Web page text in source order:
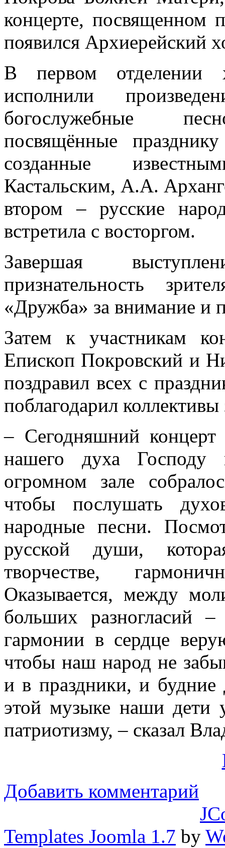
концерте, посвященном
появился Архиерейский
В первом отделении
исполнили
богослужебные
посвящённые
созданные
Кастальским, А.А.
втором – русские
встретила с восторгом.
Завершая
признательность
«Дружба» за внимание и
Затем к участникам
Епископ Покровский и
поздравил всех с
поблагодарил
– Сегодняшний
нашего духа
огромном зале
чтобы послушать
народные песни.
русской души,
творчестве,
Оказывается, между
больших разногласий
гармонии в сердце
чтобы наш народ не
и в праздники, и
этой музыке наши дети
патриотизму, – сказал
Добавить комментарий
Templates Joomla 1.7 by